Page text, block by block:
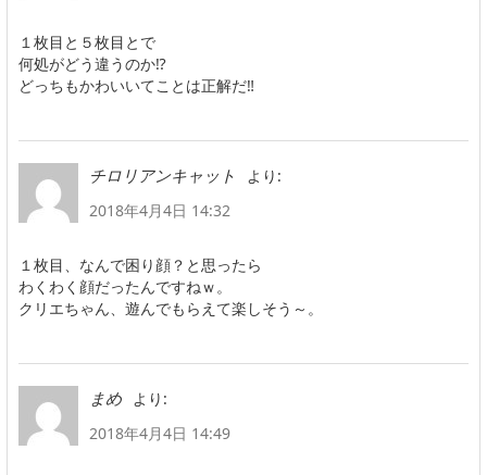
１枚目と５枚目とで
何処がどう違うのか⁉️
どっちもかわいいてことは正解だ‼️
チロリアンキャット
より:
2018年4月4日 14:32
１枚目、なんで困り顔？と思ったら
わくわく顔だったんですねｗ。
クリエちゃん、遊んでもらえて楽しそう～。
まめ
より:
2018年4月4日 14:49